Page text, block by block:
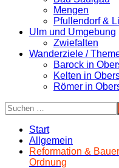
Mengen
Pfullendorf &
Ulm und Umgebung
Zwiefalten
Wanderziele /
Barock in
Kelten in
Römer in
Start
Allgemein
Reformation &
Ordnung